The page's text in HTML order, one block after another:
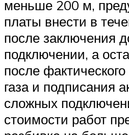
меньше 200 м,
платы внести в
после заключения
подключении, а
после
газа и подписания
сложных
стоимости работ